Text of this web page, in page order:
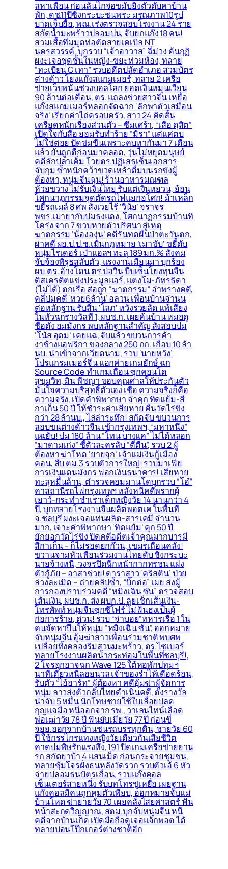
ลหาเพื่อน ก่อนลั่นไกจ่อขมับยิงตัวดับคาบ้าน
พัก, ดช.11ปีซิ่งกระบะชนพระ มรณภาพ10รูป
บาดเจ็บอื้อ, พณ.เร่งตรวจสอบโรงงาน 24 ราย
สกัดน้ำมะพร้าวปลอมปน, จับยกแก๊ง 18 คน!
สวมเสื้อทีมมุดท่อตัดสายเคเบิล NT
นครสวรรค์, บุกรวบ “เจ้าอาวาส” ฉี่ม่วง ค้นกุฏิ
ผงะเจอชุดชั้นในหญิง-ขยะท่วมห้อง, ทลาย
“ทะเบียน G เทา” รวบอดีตปลัดอำเภอ สวมบัตร
ต่างด้าว โยงแก๊งสแกมเมอร์, ทลาย 2 เครือ
ข่ายเว็บพนันช่วงบอลโลก ยอดเงินหมุนเวียน
90 ล้านต่อเดือน, ตร. แถลงช่วยสาวจีน เหยื่อ
แก๊งสแกมเมอร์หลอกจัดฉาก ‘ลักพาตัวเสมือน
จริง’ เรียกค่าไถ่ครอบครัว, สาว 24 คิดสั้น
เครียดหนักเรื่องส่วนตัว – ซึมเศร้า, “เสือ ดุสิต”
เปิดใจกับสื่อ ยอมรับทำร้าย “มิรา” แต่แค่ตบ
ไม่ใช่ต่อย ปัดข่มขืนเพราะคบหากันมา 7 เดือน
แล้ว ยันถูกตีก่อนมาคลอด, วุ่นไม่หยุดมนุษย์
คดีลักปลาเค็ม โวยตร.ปฏิเสธเซ็นเอกสาร
จับกุม ซ้ำหนักคว้าขวดเหล้าดื่มบนรถขังผู้
ต้องหา, หนุ่มจีนฉุน! ร้านอาหารมณฑล
ห้วยขวาง ไม่รับเงินไทย รับแต่เงินหยวน, ย้อน
โศกนาฏกรรมจุดตัดรถไฟแยกอโศก! ม้าเหล็ก
ขยี้รถเมล์ 8 ศพ สังเวยไร้ ‘วินัย’ จราจร
พขร.เมายากับปมธงแดง, โศกนาฏกรรมบ้านทิ
โคร่ง จาก 7 ขวบหายตัวปริศนา สู่เหตุ
ฆาตกรรม ‘น้ององุ่น’ คดีรันทดผืนป่าตะวันตก,
ผ่าคดี ผอ.ป.ป.ช.เมินกฎหมาย ‘เมาขับ’ ขยี้ดับ
หนุ่มไรเดอร์ เป่าแอลฯ ทะลุ 189 มก.% สังคม
จับจ้องพิรุธสลับตัว, แรงงานเมียนมา บุกร้อง
ผบ.ตร. อ้างโดน ตร.บ่อวิน บีบเซ็นโยงทุนจีน
ดิสเครดิตแข่งประมูลแอร์, แตงโม-ภัทรธิดา
(ไม่ได้) ตกเรือ ส่อถูก “ฆาตกรรม” อำพรางคดี,
คลี่ปมคดี ‘หวย6ล้าน’ อลวน เพื่อนบ้านจำนน
ต่อหลักฐาน รับสิ้น ‘โลภ’ หวังรวยลัด แพ้เสียง
ในหัวฉกรางวัลที่ 1, ผบช.ก. เผยค้นบ้าน หมอดู
ชื่อดัง อมมังกร พบหลักฐานสำคัญ สั่งสอบปม
‘โน้ส อุดม’ เคยแฉ, จับแล้ว ขบวนการค้า
งาช้างแอฟริกา ของกลาง 250 กก. เกือบ 10 ล้า
นบ. นำเข้าจากเวียดนาม, รวบ ‘นายหวัง’
โปรแกรมเมอร์จีน แฮกค่ายเกมยักษ์ ฉก
Source Code ทำเกมเถื่อน ซุกคอนโด
สุขุมวิท, มิน พีชญา ขอบคุณศาลให้ประกันตัว
มั่นใจความบริสุทธิ์ตัวเอง เชื่อ ความจริงก็คือ
ความจริง, เปิดคำพิพากษา จำคุก ทิดแย้ม-สี
กาเก็น 50 ปี ให้ชำระค่าเสียหาย คืนวัดไร่ขิง
กว่า 28 ล้านบ., ไล่ล่าระทึก! สกัดจับ ขบวนการ
ลอบขนต่างด้าวจีน เข้ากรุงเทพฯ, “มหาหนึ่ง”
แฉยับ! ปม 180 ล้าน “โทน บางแค” ไม่ได้หลอก
“มาดามเก่ง” ชี้ตัวละครลับ “ตี๋ตื่น”, รวบ 2 ผู้
ต้องหา ฆ่าโหด ‘ยายจุก’ เจ้าแม่เงินกู้เมือง
คอน, สืบ ตม.3 รวบตัวการใหญ่! รวบมาเฟีย
การเงินแดนมังกร ฟอกเงินธนาคาร! เสียหาย
ทะลุหมื่นล้าน, ตำรวจคอมมานโดบุกรวบ “โอ๋”
คาสถานีรถไฟกรุงเทพฯ หลังหนีคดีพรากผู้
เยาว์-กระทำชำเราเด็กหญิงวัย 14 นานกว่า 4
ปี, บุกทลายโรงงานจีนผลิตพอตเค ในพื้นที่
จ.ชลบุรี ผงะเจอแท่นผลิต-สารเคมี จำนวน
มาก, เจาะคำพิพากษา ‘ทิดแย้ม’ คุก 50 ปี
ยักยอกวัดไร่ขิง ปิดคดีอดีตเจ้าคุณมากบารมี
สีกาเก็น – ก็ไม่รอดยกก๊วน, เขมรเถื่อนคลั่ง!
ขวานจามหัวเพื่อนร่วมงานไทยดับ ชิงกระบะ
นายจ้างหนี, วงจรปิดฉีกหน้ากากทรชน แฝง
ตัวกู้ภัย – อาสาช่วย! ดาราสาว ‘คริสติน’ ป่วย
ล่วงละเมิด – ถ่ายคลิปซ้ำ, “บิ๊กต่อ” เผย ส่งผู้
การกองปราบร่วมคดี “หมิงเฉิน ซัน” ตรวจสอบ
เส้นเงิน, ผบช.ก. ส่ง ผบก.ป. ลุยเช็กเส้นเงิน-
โทรศัพท์ หนุ่มจีนซุกซีโฟร์ ไม่ฟันธงเป็นผู้
ก่อการร้าย, ด่วน! รวบ “จ่าบอย”ทหารเรือ 1 ใน
คนจัดหาปืนให้หนุ่ม “หมิงเฉิน ซัน”, ออกหมาย
จับหนุ่มจีน อุ้มฆ่าสาวเพื่อนร่วมชาติ พบศพ
เปลือยทิ้งคลองริมสวนมะพร้าว, ตร.ไซเบอร์
ทลายโรงงานผลิตน้ำกระท่อมในพื้นที่ชลบุรี!,
2 โจรอุกอาจฉก Wave 125 ใต้หอพักปทุมฯ
นาทีเดียวหนีลอยนวล เจ้าของร่ำไห้เดือดร้อน,
รับตัว “ไอ้อาร์ท” ผู้ต้องหา คดีอุ้มฆ่าผู้จัดการ
หนุ่ม ลาวส่งตัวกลับไทยดำเนินคดี, ตั้งรางวัล
นำจับ 5 หมื่น นักโทษชายใช้ใบเลื่อยปลด
กุญแจมือ หนีออกจาก รพ., วาเลนไทน์เลือด
พ่อเฒ่าวัย 78 ปี ฟันยับเมียวัย 77 ปี ก่อนขี่
จยย.ออกจากบ้านชนรถบรรทุกดิน, ชายวัย 60
ปี ใช้กรรไกรแทงหญิงวัยเดียวกันเสียชีวิต
คาดปมพิษรักแรงหึง, 191 ปิดเกมเครือข่ายยาน
รก สกัดยาบ้า 4 แสนเม็ด ก่อนกระจายชุมชน,
ทลายซุ้มโจรฝั่งธนหลังวัดรวก รวบตัวเอ้ 6 หัว
จ่ายปลอมธนบัตรเถื่อน, รวบแก๊งคอล
เซ็นเตอร์สายหนึ่ง รับบทโทรขู่เหยื่อ เผยฐาน
แก๊งคอลมีคนถูกคุมตัวเพียบ, ออกหมายจับแม่
บ้านโหด ฆ่ายายวัย 70 เผยคลั่งไสยศาสตร์ ฟัน
หน้าสะกดวิญญาณ, สตม.บุกจับหนุ่มจีน หนี
คดีจากบ้านเกิด เปิดมือถือดูเจอแจ็กพอต ได้
ทลายบ่อนโป๊กเกอร์ต่างชาติอีก